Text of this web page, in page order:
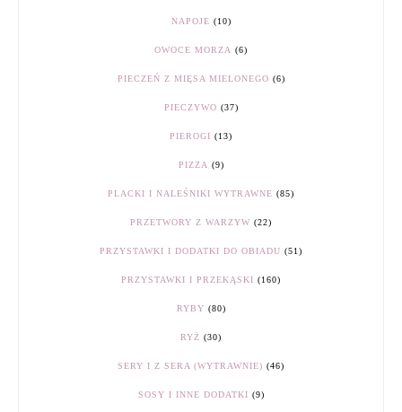
NAPOJE (10)
OWOCE MORZA (6)
PIECZEŃ Z MIĘSA MIELONEGO (6)
PIECZYWO (37)
PIEROGI (13)
PIZZA (9)
PLACKI I NALEŚNIKI WYTRAWNE (85)
PRZETWORY Z WARZYW (22)
PRZYSTAWKI I DODATKI DO OBIADU (51)
PRZYSTAWKI I PRZEKĄSKI (160)
RYBY (80)
RYŻ (30)
SERY I Z SERA (WYTRAWNIE) (46)
SOSY I INNE DODATKI (9)